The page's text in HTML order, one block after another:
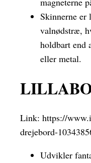
Skinnerne er
valnødstræ,
holdbart end
eller metal.
Link: https://
drejebord-
Udvikler